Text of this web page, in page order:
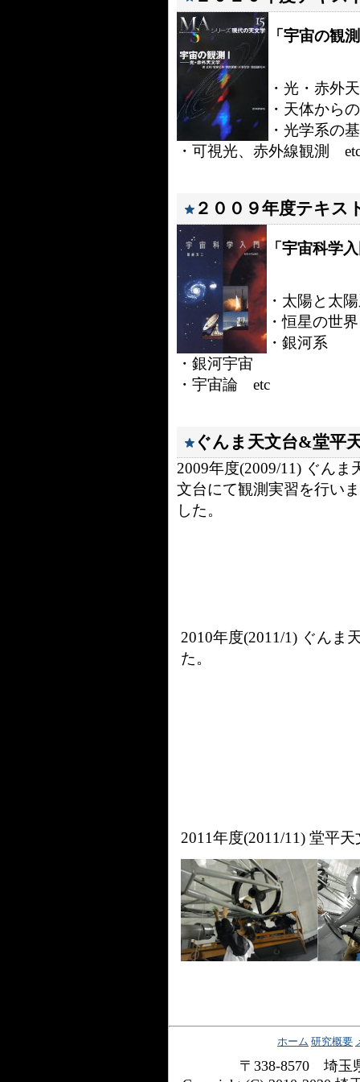
「宇宙の観
・光・赤外
・天体から
・光学系の
・可視光、赤外線観測
２００９年度テキス
「宇宙科学
・太陽と太
・恒星の世界
・銀河系
・銀河宇宙
・宇宙論 etc
ぐんま天文台&堂平
2009年度(2009/11) ぐんま
文台にて観測実習を行いま
した。
2010年度(2011/1) ぐんま
た。
2011年度(2011/11) 堂平
ホーム 研究概要
〒338-8570 埼玉